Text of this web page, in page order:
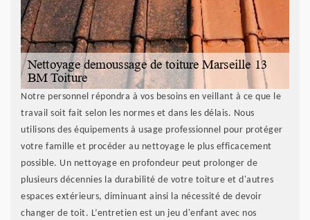
Notre personnel répondra à vos besoins en veillant à ce que le
travail soit fait selon les normes et dans les délais. Nous
utilisons des équipements à usage professionnel pour protéger
votre famille et procéder au nettoyage le plus efficacement
possible. Un nettoyage en profondeur peut prolonger de
plusieurs décennies la durabilité de votre toiture et d'autres
espaces extérieurs, diminuant ainsi la nécessité de devoir
changer de toit. L’entretien est un jeu d'enfant avec nos